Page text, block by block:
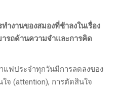
งานของสมองที่ช้าลงในเรื่อง
รถด้านความจำและการคิด
ฟประจำทุกวันมีการลดลงของ
จ (attention), การตัดสินใจ